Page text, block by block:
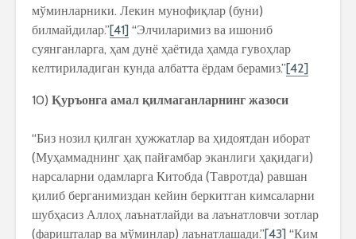
мўминларники. Лекин мунофиқлар (буни)
билмайдилар.”[41] “Элчиларимиз ва ишониб
суянганларга, ҳам дунё ҳаётида ҳамда гувоҳлар
келтириладиган кунда албатта ёрдам берамиз.”[42]
10) Қуръонга амал қилмаганларнинг жазоси
“Биз нозил қилган ҳужжатлар ва ҳидоятдан иборат
(Муҳаммаднинг ҳақ пайғамбар эканлиги ҳақидаги)
нарсаларни одамларга Китобда (Тавротда) равшан
қилиб берганимиздан кейин беркитган кимсаларни
шубҳасиз Аллоҳ лаънатлайди ва лаънатловчи зотлар
(фаришталар ва мўминлар) лаънатлашади.”[43] “Ким